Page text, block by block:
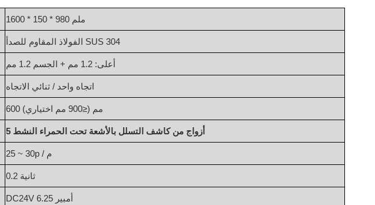
1600 * 150 * 980 ملم
الفولاذ المقاوم للصدأ SUS 304
أعلى: 1.2 مم + الجسم 1.2 مم
اتجاه واحد / ثنائي الاتجاه
600 مم (≤900 مم اختياري)
5 أزواج من كاشف التسلل بالأشعة تحت الحمراء النشط
25 ~ 30p / م
0.2 ثانية
DC24V 6.25 أمبير